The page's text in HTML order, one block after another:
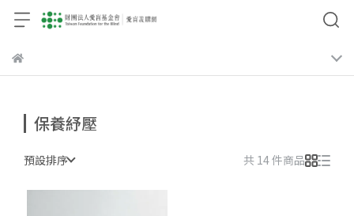
保養紓壓
預設排序 共 14 件商品